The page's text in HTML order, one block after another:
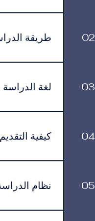
الرسوم
02 طريقة
لموافقة التأشيرة وأنظمة السفر.
03 لغة الدراسة
يتم تقديم البرنامج باللغة العربية.
04 كيفية التقديم
يمكن تقديم طلب
القبول بمساعدتك خلال جميع مراحل التقديم والتسجيل.
05 نظام
يتم تقديم